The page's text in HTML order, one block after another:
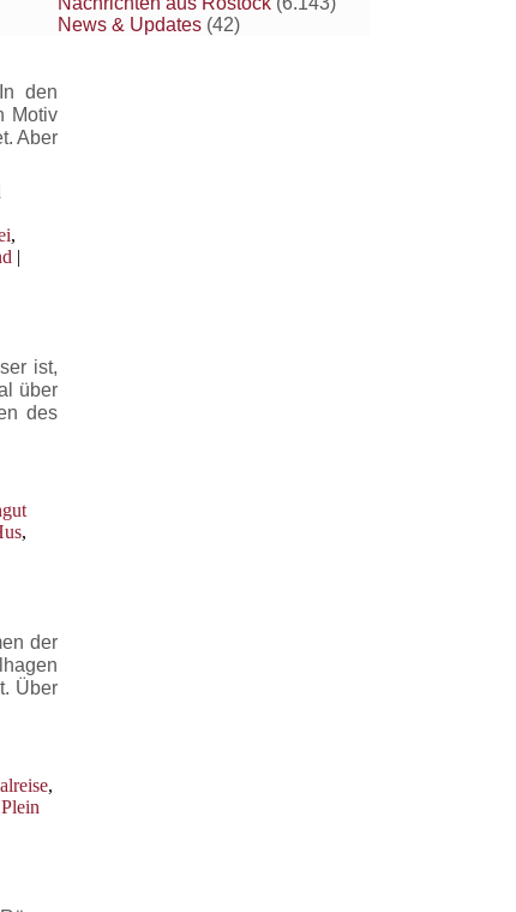
den
Motiv
Aber
,
|
ist,
über
des
,
der
Über
,
Plein
News & Updates (42)